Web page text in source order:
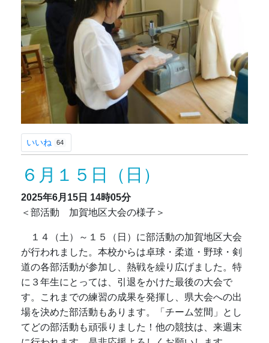
いいね 64
６月１５日（日）
2025年6月15日 14時05分
＜部活動 加賀地区大会の様子＞
１４（土）～１５（日）に部活動の加賀地区大会
が行われました。本校からは卓球・柔道・野球・剣
道の各部活動が参加し、熱戦を繰り広げました。特
に３年生にとっては、引退をかけた最後の大会で
す。これまでの練習の成果を発揮し、県大会への出
場を決めた部活動もあります。「チーム笠間」とし
てどの部活動も頑張りました！他の競技は、来週末